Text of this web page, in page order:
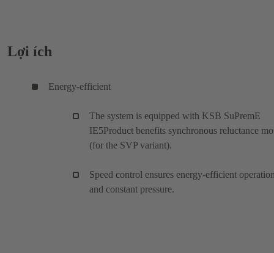
Lợi ích
Energy-efficient
The system is equipped with KSB SuPremE
IE5Product benefits synchronous reluctance
(for the SVP variant).
Speed control ensures energy-efficient
and constant pressure.